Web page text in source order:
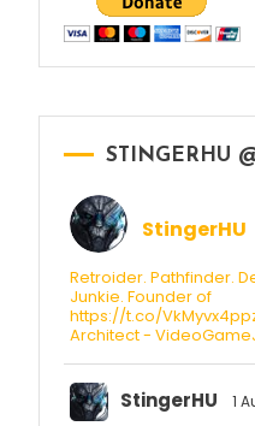
STINGERHU
StingerHU
Retroider. Pathfinder.
Junkie. Founder of
https://t.co/
Architect -
StingerHU 1